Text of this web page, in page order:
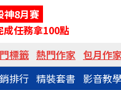
神8月賽
成任務拿100點
標籤 熱門作家 包月作
排行 精裝套書 影音教